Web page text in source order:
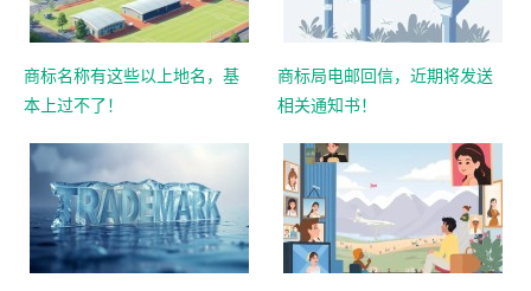
商标名称有这些以上地名，基
本上过不了！
商标局电邮回信，近期将发送
相关通知书！